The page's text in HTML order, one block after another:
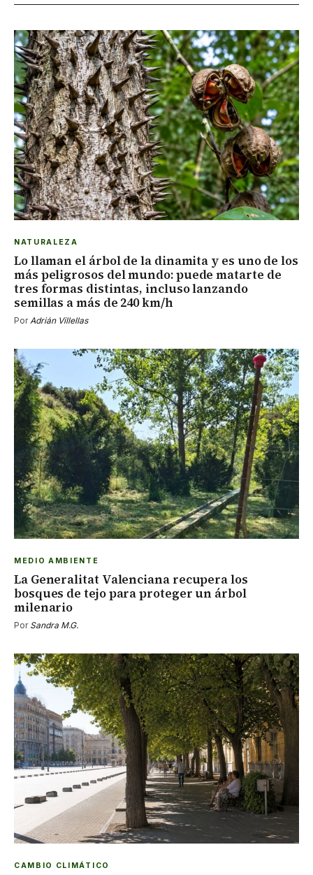
NATURALEZA
Lo llaman el árbol de la dinamita y es uno de los
más peligrosos del mundo: puede matarte de
tres formas distintas, incluso lanzando
semillas a más de 240 km/h
PorAdrián Villellas
MEDIO AMBIENTE
La Generalitat Valenciana recupera los
bosques de tejo para proteger un árbol
milenario
Por Sandra M.G.
CAMBIO CLIMÁTICO